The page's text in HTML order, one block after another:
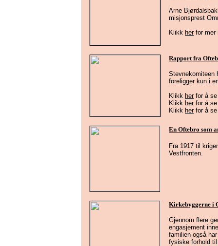
Arne
misjonsprest
Klikk herfor mer
Rapport fra
Stevnekomiteen
foreligger kun i
Klikk herfor å se
Klikk herfor å se
Klikk herfor å se
En Oftebro som
Fra 1917 til
Vestfronten.
Kirkebyggerne i
Gjennom flere
engasjement
familien også
fysiske forhold